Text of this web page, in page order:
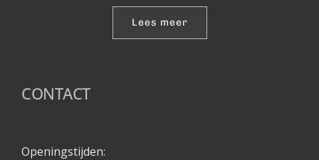
Lees meer
CONTACT
Openingstijden: